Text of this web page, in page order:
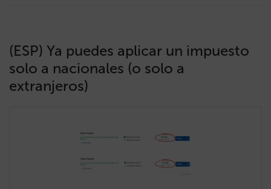
(ESP) Ya puedes aplicar un impuesto
solo a nacionales (o solo a
extranjeros)